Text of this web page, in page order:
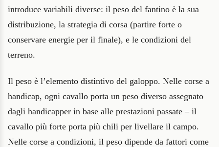
introduce variabili diverse: il peso del fantino è la sua
distribuzione, la strategia di corsa (partire forte o
conservare energie per il finale), e le condizioni del
terreno.
Il peso è l’elemento distintivo del galoppo. Nelle corse a
handicap, ogni cavallo porta un peso diverso assegnato
dagli handicapper in base alle prestazioni passate – il
cavallo più forte porta più chili per livellare il campo.
Nelle corse a condizioni, il peso dipende da fattori come